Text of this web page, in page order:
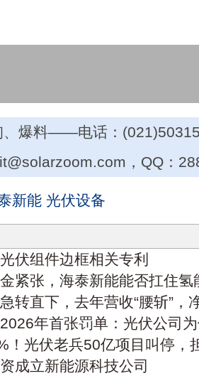
、爆料——电话：
，QQ：
新能 光伏设备
伏组件边框相关专利
紧张，海泰新能能否扛住氢
转直下，去年营收“腰斩”，
年首张罚单：光伏公司
！光伏老兵50亿项目叫停，
成立新能源科技公司